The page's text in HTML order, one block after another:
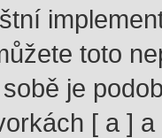
toto
je
[ a ]